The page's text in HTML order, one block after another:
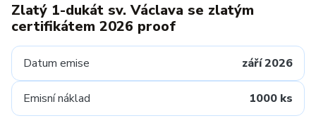
Zlatý 1-dukát sv. Václava se zlatým
certifikátem 2026 proof
Datum emise září 2026
Emisní náklad 1000 ks